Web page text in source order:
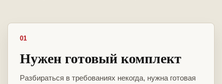
01
Нужен готовый комплект
Разбираться в требованиях некогда, нужна готовая